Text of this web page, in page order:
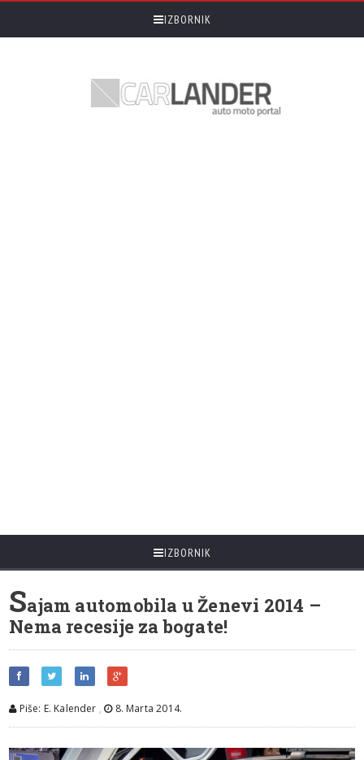
IZBORNIK
IZBORNIK
Sajam automobila u Ženevi 2014 –
Nema recesije za bogate!
Piše: E. Kalender , 8. Marta 2014.